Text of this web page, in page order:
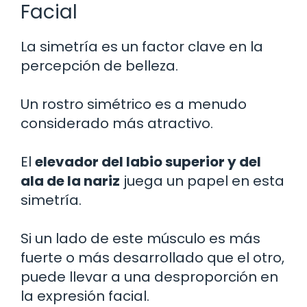
Facial
La simetría es un factor clave en la
percepción de belleza.
Un rostro simétrico es a menudo
considerado más atractivo.
El elevador del labio superior y del
ala de la nariz juega un papel en esta
simetría.
Si un lado de este músculo es más
fuerte o más desarrollado que el otro,
puede llevar a una desproporción en
la expresión facial.